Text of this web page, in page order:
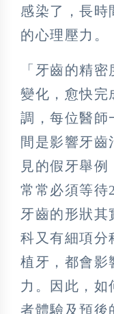
感染了，長時
的心理壓力。
「牙齒的精
變化，愈快完
調，每位醫師
間是影響牙齒
見的假牙舉例
常常必須等待
牙齒的形狀其
科又有細項分
植牙，都會影
力。因此，如
者體驗及預後